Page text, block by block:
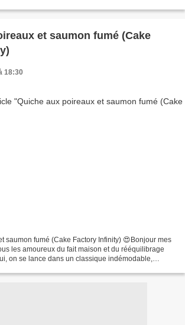
et saumon fumé (Cake
18:30
saumon fumé (Cake Factory Infinity) 😍Bonjour mes
les amoureux du fait maison et du rééquilibrage
on se lance dans un classique indémodable,